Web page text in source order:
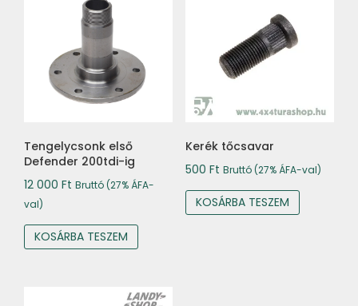
Tengelycsonk első
Defender 200tdi-ig
12 000 Ft Bruttó (27% ÁFA-
val)
KOSÁRBA TESZEM
Kerék tőcsavar
500 Ft Bruttó (27% ÁFA-val)
KOSÁRBA TESZEM